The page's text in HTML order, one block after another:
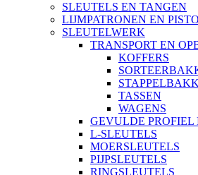
SLEUTELS EN TANGEN
LIJMPATRONEN EN
SLEUTELWERK
TRANSPORT EN
KOFFERS
TASSEN
WAGENS
GEVULDE PROFIEL
L-SLEUTELS
MOERSLEUTELS
PIJPSLEUTELS
RINGSLEUTELS